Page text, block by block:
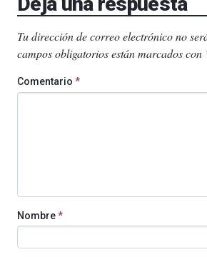
Tu dirección de correo electrónico no
campos obligatorios están marcados con
Comentario *
Nombre*